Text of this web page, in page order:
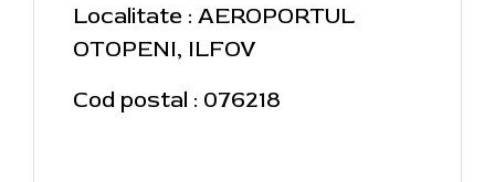
Localitate : AEROPORTUL
OTOPENI, ILFOV
Cod postal : 076218